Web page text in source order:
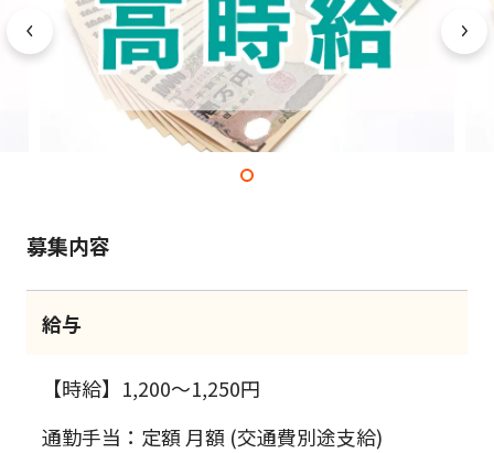
募集内容
給与
【時給】1,200～1,250円
通勤手当：定額 月額 (交通費別途支給)